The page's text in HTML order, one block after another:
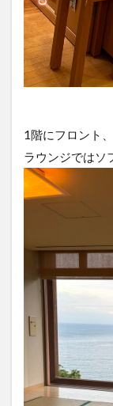
1階にフロント
ラウンジではソ